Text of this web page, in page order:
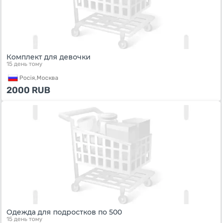
Комплект для девочки
15 день тому
Росiя,Москва
2000 RUB
Одежда для подростков по 500
15 день тому